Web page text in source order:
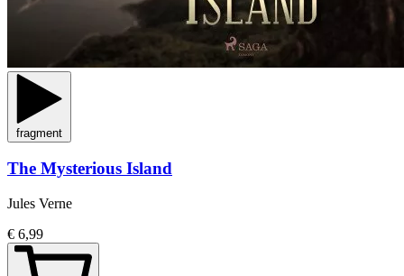
fragment
The Mysterious Island
Jules Verne
€ 6,99